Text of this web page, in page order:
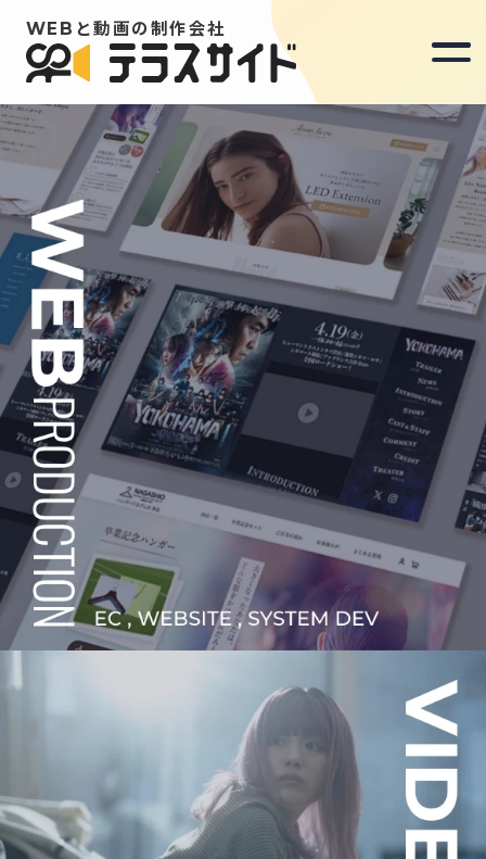
WEBと動画の制作会社
WEBと動画の制作会社
Our Mission
Works
News
Company Info
Contact